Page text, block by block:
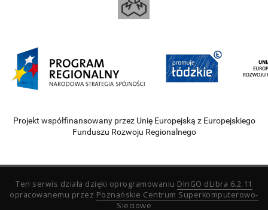
Projekt współfinansowany przez Unię Europejską z Europejskiego
Funduszu Rozwoju Regionalnego
Ten serwis działa dzięki oprogramowaniu DInGO dLibra 6.2.11
opracowanemu przez Poznańskie Centrum Superkomputerowo-
Sieciowe